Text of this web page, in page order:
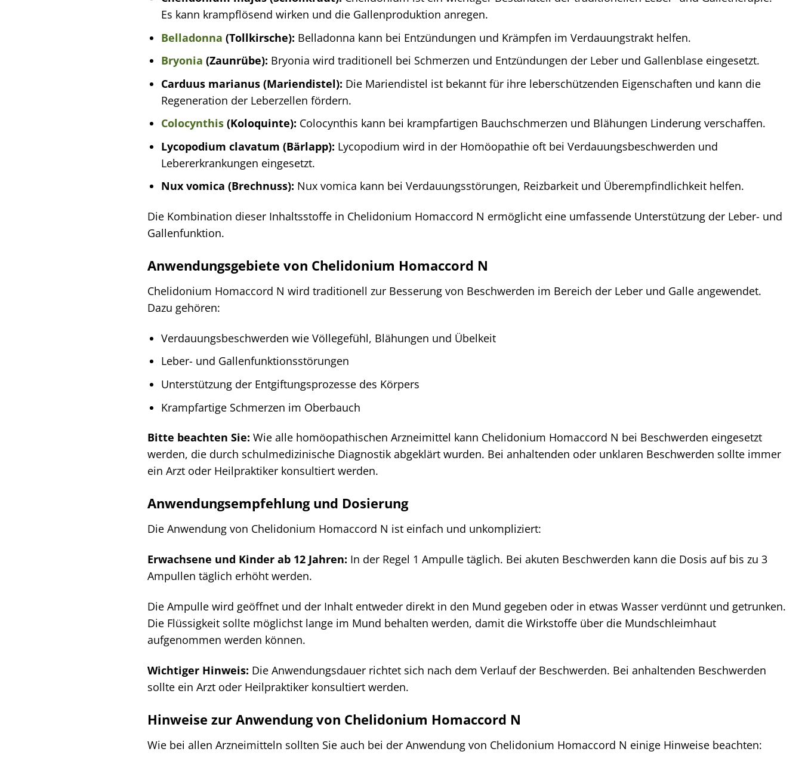
Es kann krampflösend wirken und die Gallenproduktion anregen.
Belladonna (Tollkirsche): Belladonna kann bei Entzündungen und Krämpfen im Verdauungstrakt helfen.
Bryonia (Zaunrübe): Bryonia wird traditionell bei Schmerzen und Entzündungen der Leber und Gallenblase eingesetzt.
Carduus marianus (Mariendistel): Die Mariendistel ist bekannt für ihre leberschützenden Eigenschaften und kann die
Regeneration der Leberzellen fördern.
Colocynthis(Koloquinte): Colocynthis kann bei krampfartigen Bauchschmerzen und Blähungen Linderung verschaffen.
Lycopodium clavatum (Bärlapp): Lycopodium wird in der Homöopathie oft bei Verdauungsbeschwerden und
Lebererkrankungen eingesetzt.
Nux vomica (Brechnuss): Nux vomica kann bei Verdauungsstörungen, Reizbarkeit und Überempfindlichkeit helfen.
Die Kombination dieser Inhaltsstoffe in Chelidonium Homaccord N ermöglicht eine umfassende Unterstützung der Leber- und
Gallenfunktion.
Anwendungsgebiete von Chelidonium Homaccord N
Chelidonium Homaccord N wird traditionell zur Besserung von Beschwerden im Bereich der Leber und Galle angewendet.
Dazu gehören:
Verdauungsbeschwerden wie Völlegefühl, Blähungen und Übelkeit
Leber- und Gallenfunktionsstörungen
Unterstützung der Entgiftungsprozesse des Körpers
Krampfartige Schmerzen im Oberbauch
Bitte beachten Sie: Wie alle homöopathischen Arzneimittel kann Chelidonium Homaccord N bei Beschwerden eingesetzt
werden, die durch schulmedizinische Diagnostik abgeklärt wurden. Bei anhaltenden oder unklaren Beschwerden sollte immer
ein Arzt oder Heilpraktiker konsultiert werden.
Anwendungsempfehlung und Dosierung
Die Anwendung von Chelidonium Homaccord N ist einfach und unkompliziert:
Erwachsene und Kinder ab 12 Jahren: In der Regel 1 Ampulle täglich. Bei akuten Beschwerden kann die Dosis auf bis zu 3
Ampullen täglich erhöht werden.
Die Ampulle wird geöffnet und der Inhalt entweder direkt in den Mund gegeben oder in etwas Wasser verdünnt und getrunken.
Die Flüssigkeit sollte möglichst lange im Mund behalten werden, damit die Wirkstoffe über die Mundschleimhaut
aufgenommen werden können.
Wichtiger Hinweis: Die Anwendungsdauer richtet sich nach dem Verlauf der Beschwerden. Bei anhaltenden Beschwerden
sollte ein Arzt oder Heilpraktiker konsultiert werden.
Hinweise zur Anwendung von Chelidonium Homaccord N
Wie bei allen Arzneimitteln sollten Sie auch bei der Anwendung von Chelidonium Homaccord N einige Hinweise beachten: